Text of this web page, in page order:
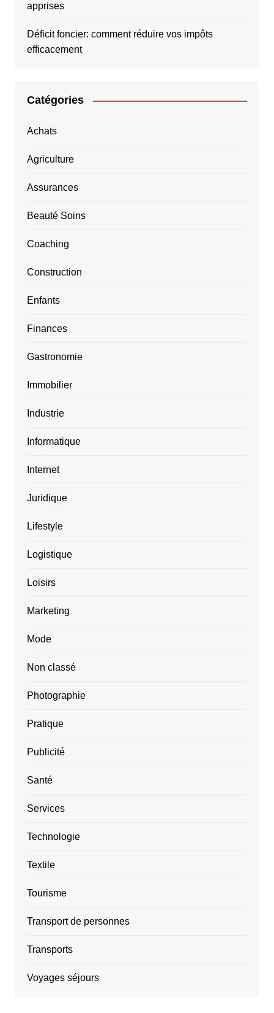
apprises
Déficit foncier: comment réduire vos impôts
efficacement
Catégories
Achats
Agriculture
Assurances
Beauté Soins
Coaching
Construction
Enfants
Finances
Gastronomie
Immobilier
Industrie
Informatique
Internet
Juridique
Lifestyle
Logistique
Loisirs
Marketing
Mode
Non classé
Photographie
Pratique
Publicité
Santé
Services
Technologie
Textile
Tourisme
Transport de personnes
Transports
Voyages séjours